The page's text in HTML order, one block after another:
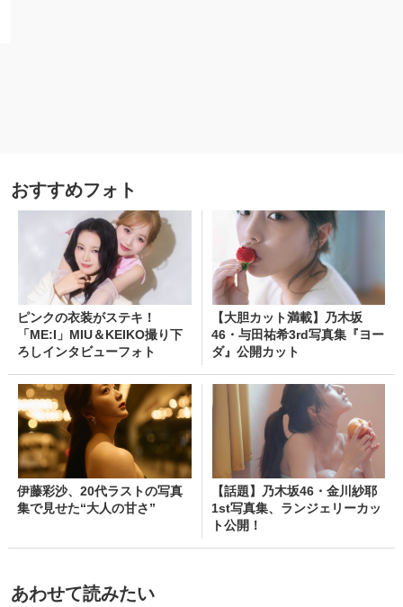
おすすめフォト
ピンクの衣装がステキ！
「ME:I」MIU＆KEIKO撮り下
ろしインタビューフォト
【大胆カット満載】乃木坂
46・与田祐希3rd写真集『ヨー
ダ』公開カット
伊藤彩沙、20代ラストの写真
集で見せた“大人の甘さ”
【話題】乃木坂46・金川紗耶
1st写真集、ランジェリーカッ
ト公開！
あわせて読みたい